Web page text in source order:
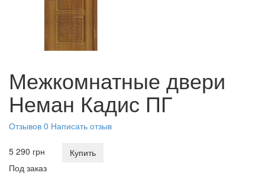
Межкомнатные двери
Неман Кадис ПГ
Отзывов 0 Написать отзыв
5 290 грн
Купить
Под заказ